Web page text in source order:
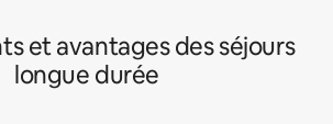
et avantages des séjours
longue durée